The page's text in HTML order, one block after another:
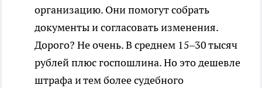
организацию. Они помогут собрать
документы и согласовать изменения.
Дорого? Не очень. В среднем 15–30 тысяч
рублей плюс госпошлина. Но это дешевле
штрафа и тем более судебного